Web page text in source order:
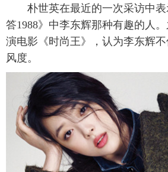
朴世英在最近的一次采访中表
答1988》中李东辉那种有趣的人
演电影《时尚王》，认为李东辉
风度。